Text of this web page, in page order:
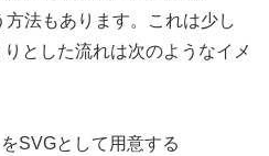
法もあります。これは少し
とした流れは次のようなイメ
SVGとして用意する